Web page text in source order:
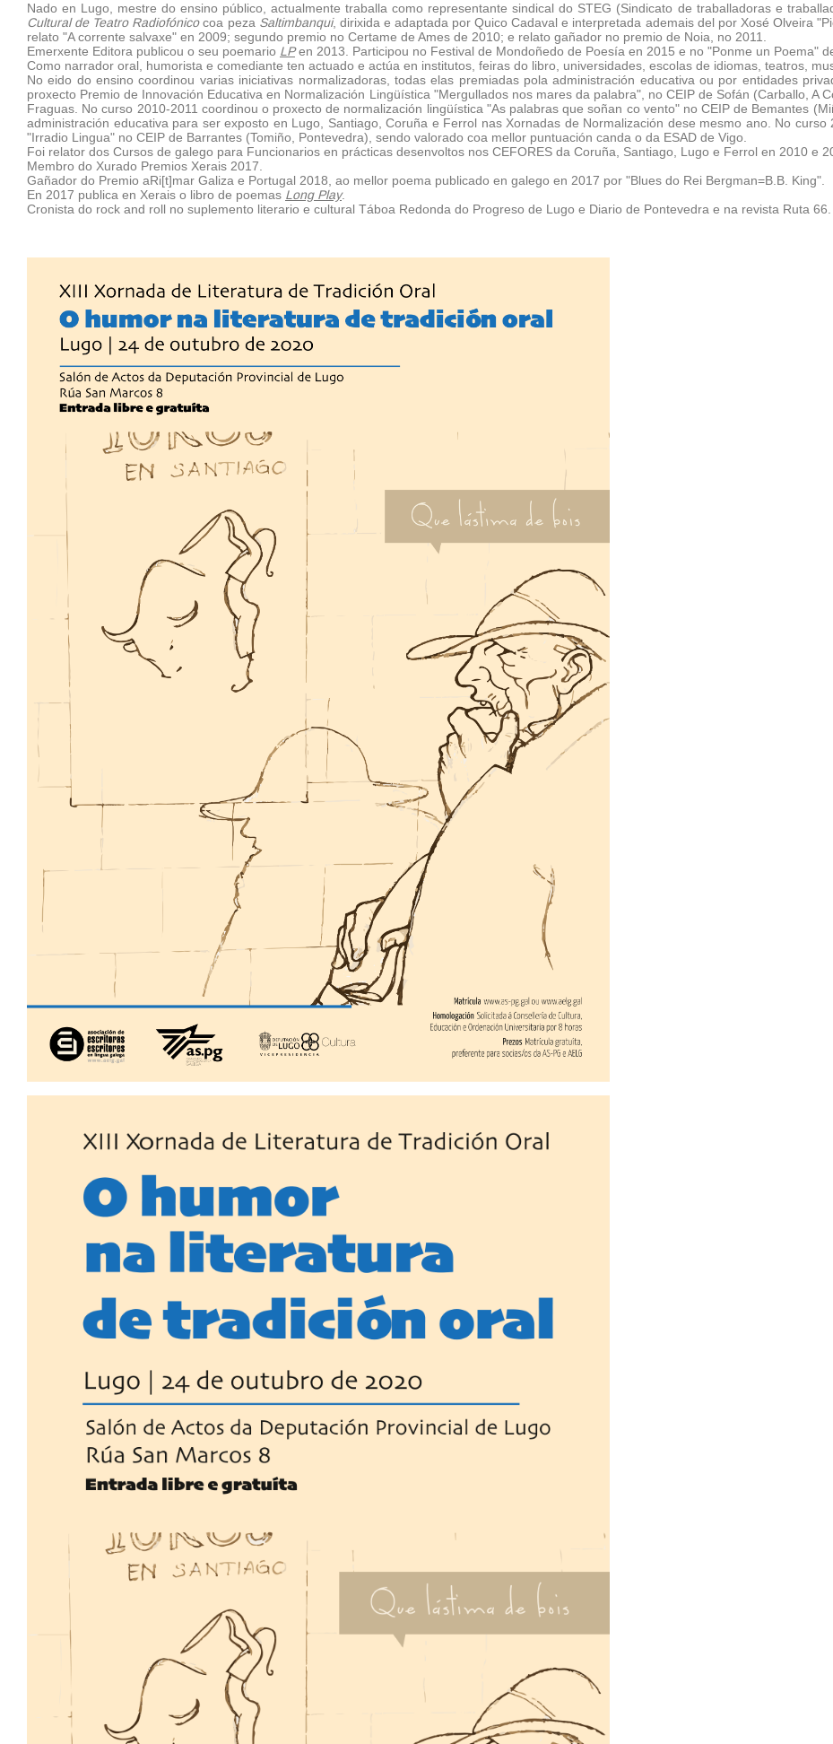
Nado en Lugo, mestre do ensino público, actualmente traballa como representante sindical do STEG (Sindicato de traballadoras e
Cultural de Teatro Radiofónicocoa peza Saltimbanqui, dirixida e adaptada por Quico Cadaval e interpretada ademais del por Xosé Olveira
relato "A corrente salvaxe" en 2009; segundo premio no Certame de Ames de 2010; e relato gañador no premio de Noia, no 2011.
Emerxente Editora publicou o seu poemario LPen 2013. Participou no Festival de Mondoñedo de Poesía en 2015 e no "Ponme un Poema"
Como narrador oral, humorista e comediante ten actuado e actúa en institutos, feiras do libro, universidades, escolas de idiomas, teatros,
No eido do ensino coordinou varias iniciativas normalizadoras, todas elas premiadas pola administración educativa ou por entidades
proxecto Premio de Innovación Educativa en Normalización Lingüística "Mergullados nos mares da palabra", no CEIP de Sofán (Carballo, A
Fraguas. No curso 2010-2011 coordinou o proxecto de normalización lingüística "As palabras que soñan co vento" no CEIP de Bemantes
administración educativa para ser exposto en Lugo, Santiago, Coruña e Ferrol nas Xornadas de Normalización dese mesmo ano. No
"Irradio Lingua" no CEIP de Barrantes (Tomiño, Pontevedra), sendo valorado coa mellor puntuación canda o da ESAD de Vigo.
Foi relator dos Cursos de galego para Funcionarios en prácticas desenvoltos nos CEFORES da Coruña, Santiago, Lugo e Ferrol en 2010 e
Membro do Xurado Premios Xerais 2017.
Gañador do Premio aRi[t]mar Galiza e Portugal 2018, ao mellor poema publicado en galego en 2017 por "Blues do Rei Bergman=B.B. King".
En 2017 publica en Xerais o libro de poemas Long Play.
Cronista do rock and roll no suplemento literario e cultural Táboa Redonda do Progreso de Lugo e Diario de Pontevedra e na revista Ruta 66.